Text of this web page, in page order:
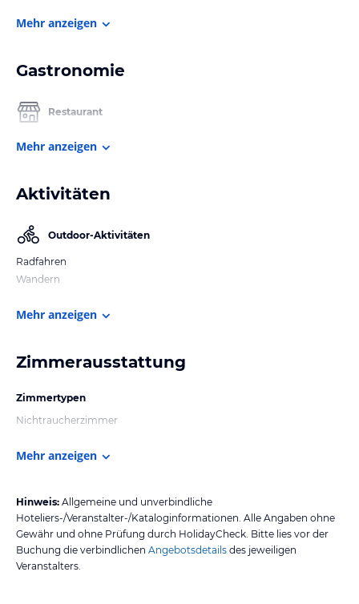
Mehr anzeigen
Gastronomie
Restaurant
Mehr anzeigen
Aktivitäten
Outdoor-Aktivitäten
Radfahren
Wandern
Mehr anzeigen
Zimmerausstattung
Zimmertypen
Nichtraucherzimmer
Mehr anzeigen
Hinweis: Allgemeine und unverbindliche
Hoteliers-/Veranstalter-/Kataloginformationen. Alle Angaben ohne
Gewähr und ohne Prüfung durch HolidayCheck. Bitte lies vor der
Buchung die verbindlichen Angebotsdetails des jeweiligen
Veranstalters.